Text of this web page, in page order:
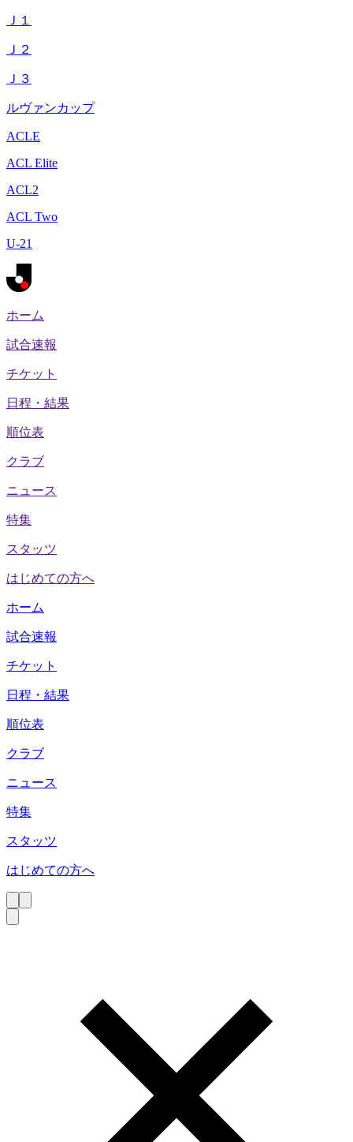
Ｊ１
Ｊ２
Ｊ３
ルヴァンカップ
ACLE
ACL Elite
ACL2
ACL Two
U-21
ホーム
試合速報
チケット
日程・結果
順位表
クラブ
ニュース
特集
スタッツ
はじめての方へ
ホーム
試合速報
チケット
日程・結果
順位表
クラブ
ニュース
特集
スタッツ
はじめての方へ